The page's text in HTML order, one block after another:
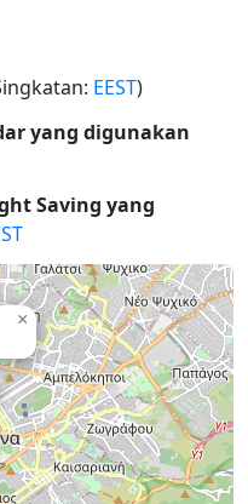
EEST)
yang digunakan
Saving yang
×